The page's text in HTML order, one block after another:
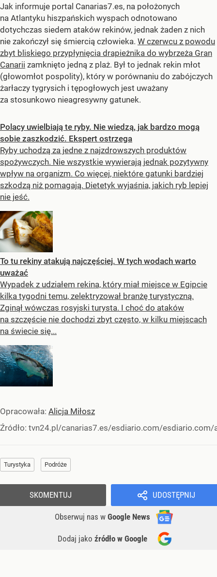
Jak informuje portal Canarias7.es, na położonych
na Atlantyku hiszpańskich wyspach odnotowano
dotychczas siedem ataków rekinów, jednak żaden z nich
nie zakończył się śmiercią człowieka. W czerwcu z powodu
zbyt bliskiego przypłynięcia drapieżnika do wybrzeża Gran
Canarii zamknięto jedną z plaż. Był to jednak rekin młot
(głowomłot pospolity), który w porównaniu do zabójczych
żarłaczy tygrysich i tępogłowych jest uważany
za stosunkowo nieagresywny gatunek.
Polacy uwielbiają te ryby. Nie wiedzą, jak bardzo mogą
sobie zaszkodzić. Ekspert ostrzega
Ryby uchodzą za jedne z najzdrowszych produktów
spożywczych. Nie wszystkie wywierają jednak pozytywny
wpływ na organizm. Co więcej, niektóre gatunki bardziej
szkodzą niż pomagają. Dietetyk wyjaśnia, jakich ryb lepiej
nie jeść.
To tu rekiny atakują najczęściej. W tych wodach warto
uważać
Wypadek z udziałem rekina, który miał miejsce w Egipcie
kilka tygodni temu, zelektryzował branżę turystyczną.
Zginął wówczas rosyjski turysta. I choć do ataków
na szczęście nie dochodzi zbyt często, w kilku miejscach
na świecie się...
Opracowała: Alicja Miłosz
Źródło: tvn24.pl/canarias7.es/esdiario.com/esdiario.com/
Turystyka Podróże
UDOSTĘPNIJ
Obserwuj nas w Google News
Dodaj jako źródło w Google
SKOMENTUJ